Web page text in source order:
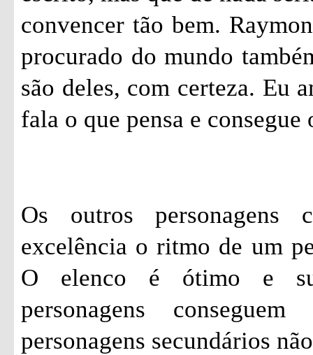
convencer tão bem.
procurado do mundo
são deles, com certeza. Eu
fala o que pensa e consegue
Os outros personagens
excelência o ritmo de um
O elenco é ótimo e
personagens
personagens secundários